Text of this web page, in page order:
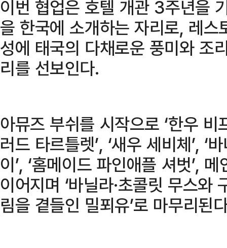
이번 협업은 호텔 개관 3주년을
을 한국에 소개하는 자리로, 레
성에 태국의 다채로운 풍미와 조
리를 선보인다.
아뮤즈 부쉬를 시작으로 ‘한우 비
러드 타르틀렛’, ‘새우 세비체’, ‘
이’, ‘홈메이드 파인애플 셔벗’,
이어지며 ‘바닐라·초콜릿 무스
림을 곁들인 밀푀유’로 마무리된